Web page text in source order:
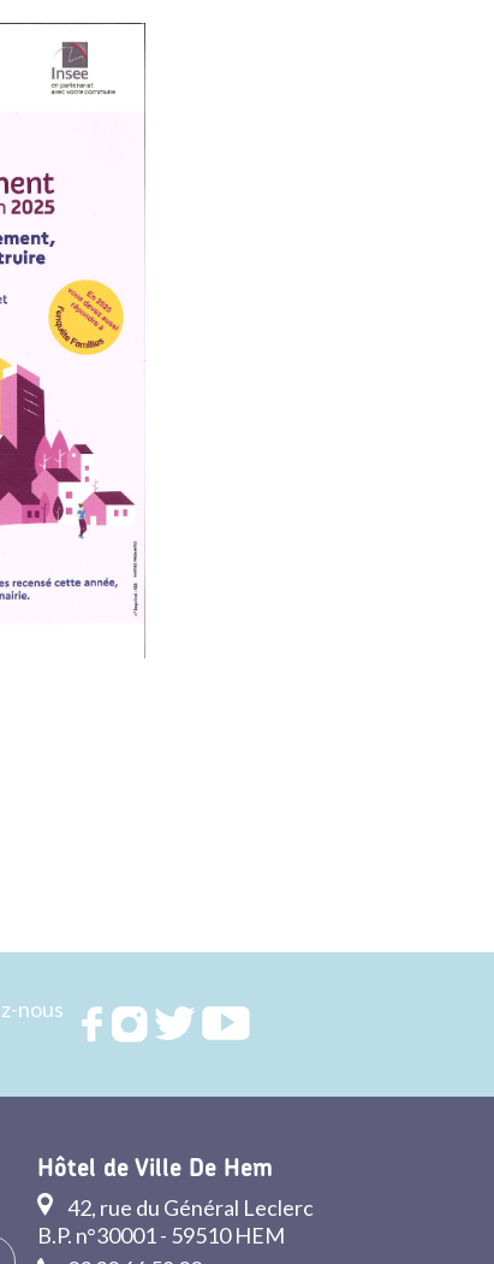
nous
RejoignezRejoignezRejoignez
Hôtel de Ville De Hem
42, rue du Général Leclerc
B.P. n°30001 - 59510 HEM